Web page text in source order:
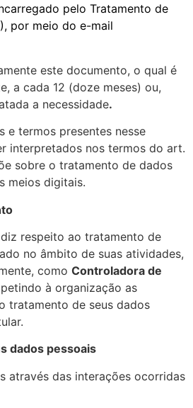
pelo Tratamento de
por meio do e-mail
este documento, o qual é
a cada 12 (doze meses) ou,
a necessidade.
e termos presentes nesse
interpretados nos termos do art.
sobre o tratamento de dados
meios digitais.
respeito ao tratamento de
no âmbito de suas atividades,
como Controladora de
à organização as
tratamento de seus dados
dados pessoais
através das interações ocorridas